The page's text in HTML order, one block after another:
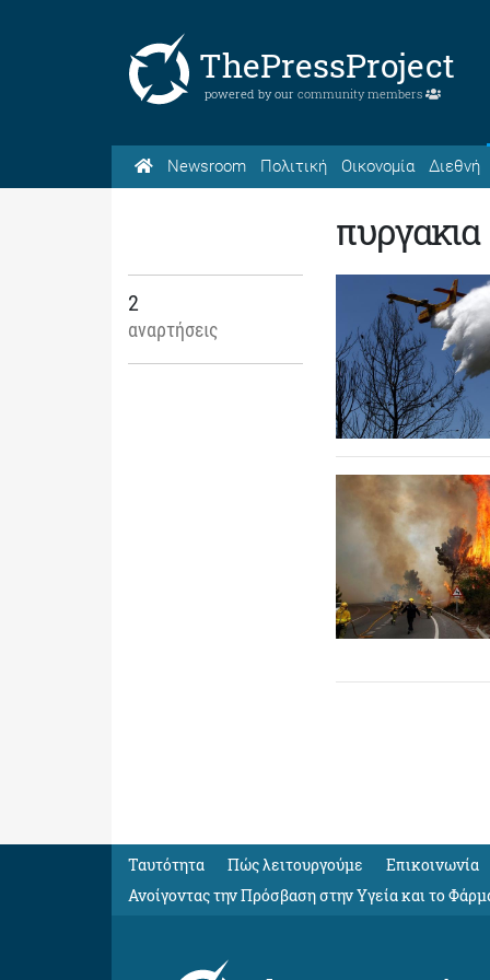
ThePressProject
powered by our community members
Newsroom Πολιτική Οικονομία Διεθνή
πυργακια
2
αναρτήσεις
Ταυτότητα Πώς λειτουργούμε
Eπικοινωνία
Ανοίγοντας την Πρόσβαση στην Υγεία και το